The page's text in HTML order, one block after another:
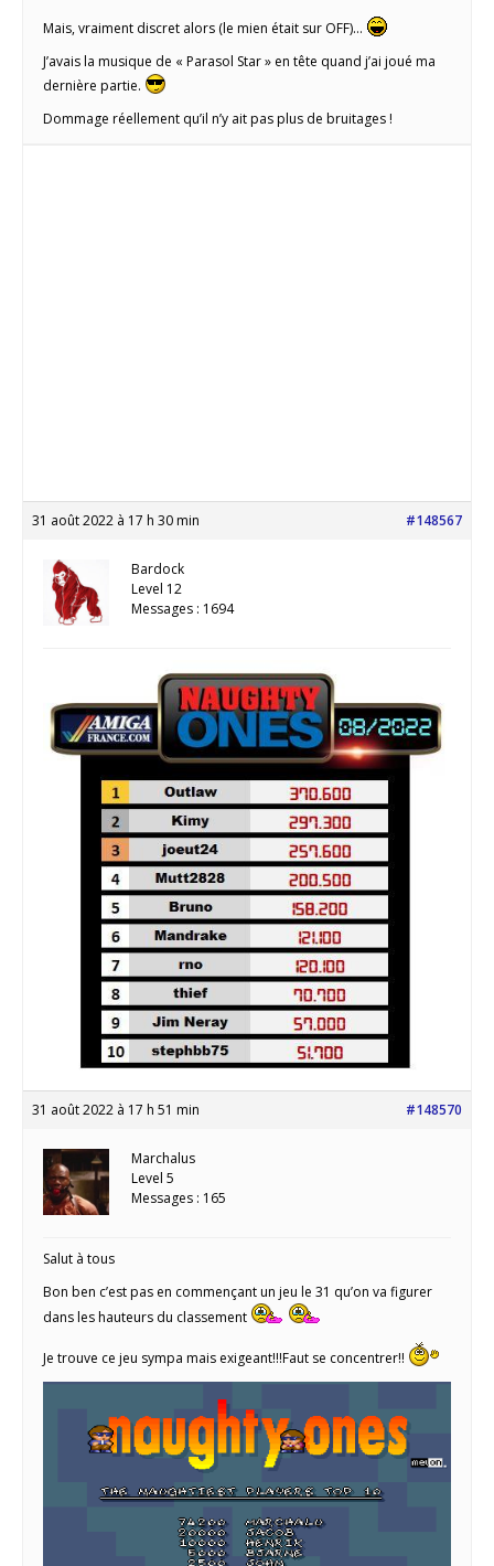
Mais, vraiment discret alors (le mien était sur OFF)…
J’avais la musique de « Parasol Star » en tête quand j’ai joué ma
dernière partie.
Dommage réellement qu’il n’y ait pas plus de bruitages !
31 août 2022 à 17 h 30 min #148567
Bardock
Level 12
Messages : 1694
31 août 2022 à 17 h 51 min #148570
Marchalus
Level 5
Messages : 165
Salut à tous
Bon ben c’est pas en commençant un jeu le 31 qu’on va figurer
dans les hauteurs du classement
Je trouve ce jeu sympa mais exigeant!!!Faut se concentrer!!